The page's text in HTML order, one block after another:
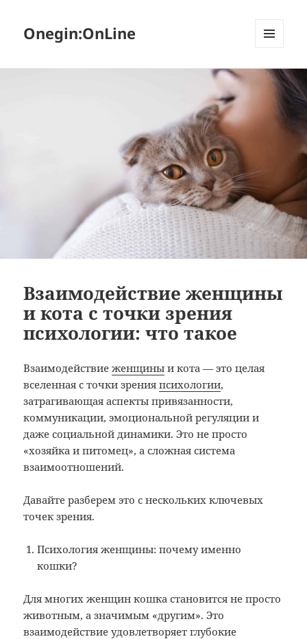
Onegin:OnLine
ВИДЖЕТЫ
Взаимодействие женщины
и кота с точки зрения
психологии: что такое
Взаимодействиеженщины и кота — это целая
вселенная с точки зренияпсихологии,
затрагивающая аспекты привязанности,
коммуникации, эмоциональной регуляции и
даже социальной динамики. Это не просто
«хозяйка и питомец», а сложная система
взаимоотношений.
Давайте разберем это с нескольких ключевых
точек зрения.
Психология женщины: почему именно
кошки?
Для многих женщин кошка становится не просто
животным, а значимым «другим». Это
взаимодействие удовлетворяет глубокие